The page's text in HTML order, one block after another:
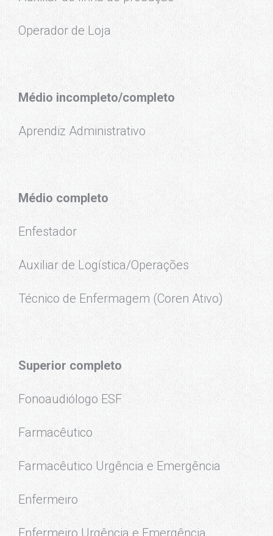
Operador de Loja
Médio incompleto/completo
Aprendiz Administrativo
Médio completo
Enfestador
Auxiliar de Logística/Operações
Técnico de Enfermagem (Coren Ativo)
Superior completo
Fonoaudiólogo ESF
Farmacêutico
Farmacêutico Urgência e Emergência
Enfermeiro
Enfermeiro Urgência e Emergência